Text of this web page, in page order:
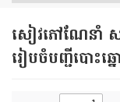
សៀវភៅណែនាំ ស
រៀបចំបញ្ជី​បោះឆ្ន